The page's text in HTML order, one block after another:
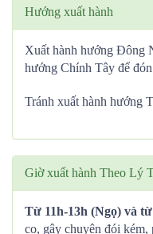
Hướng xuất hành
Xuất hành hướng Đông
hướng Chính Tây để
Tránh xuất hành hướng
Giờ xuất hành Theo Lý
Từ 11h-13h (Ngọ) và
cọ, gây chuyện đói